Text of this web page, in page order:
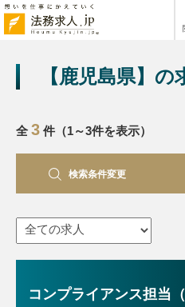
【鹿児島県】
全 3 件（1～3件を表示）
検索条件変更
コンプライアンス担当